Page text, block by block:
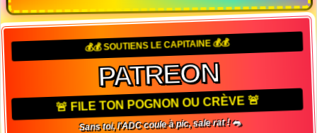
💰💰 SOUTIENS LE CAPITAINE 💰💰
PATREON
🚨 FILE TON POGNON OU CRÈVE 🚨
Sans toi, l'ADC coule à pic, sale rat ! 🐀